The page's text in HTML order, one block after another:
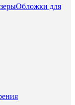
Обложки для